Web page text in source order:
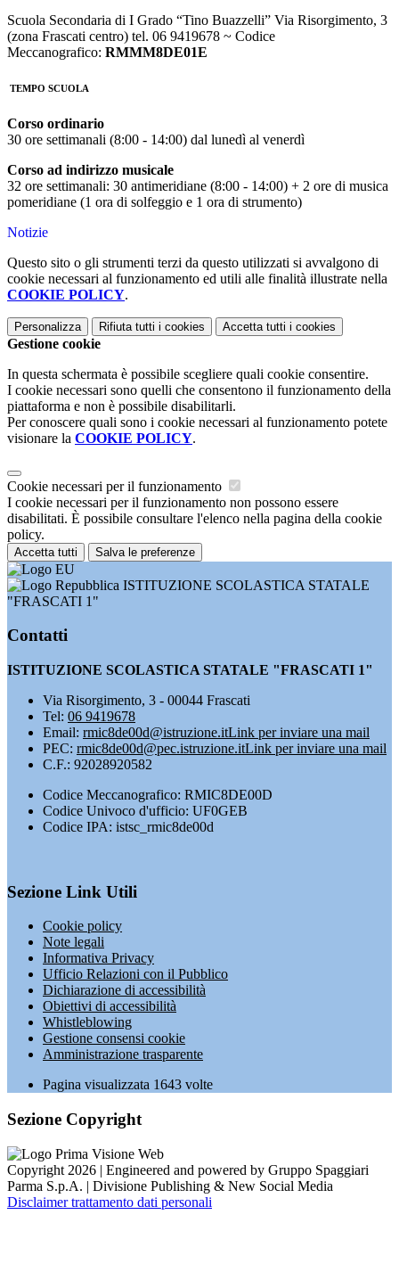
Scuola Secondaria di I Grado “Tino Buazzelli” Via Risorgimento, 3
(zona Frascati centro) tel. 06 9419678 ~ Codice
Meccanografico: RMMM8DE01E
TEMPO SCUOLA
Corso ordinario
30 ore settimanali (8:00 - 14:00) dal lunedì al venerdì
Corso ad indirizzo musicale
32 ore settimanali: 30 antimeridiane (8:00 - 14:00) + 2 ore di musica
pomeridiane (1 ora di solfeggio e 1 ora di strumento)
Notizie
Questo sito o gli strumenti terzi da questo utilizzati si avvalgono di
cookie necessari al funzionamento ed utili alle finalità illustrate nella
COOKIE POLICY.
Personalizza Rifiuta tutti i cookies Accetta tutti i cookies
Gestione cookie
In questa schermata è possibile scegliere quali cookie consentire.
I cookie necessari sono quelli che consentono il funzionamento della
piattaforma e non è possibile disabilitarli.
Per conoscere quali sono i cookie necessari al funzionamento potete
visionare la COOKIE POLICY.
Cookie necessari per il funzionamento
I cookie necessari per il funzionamento non possono essere
disabilitati. È possibile consultare l'elenco nella pagina della cookie
policy.
Accetta tutti Salva le preferenze
ISTITUZIONE SCOLASTICA STATALE
"FRASCATI 1"
Contatti
ISTITUZIONE SCOLASTICA STATALE "FRASCATI 1"
Via Risorgimento, 3 - 00044 Frascati
Tel: 06 9419678
Email: rmic8de00d@istruzione.itLink per inviare una mail
PEC: rmic8de00d@pec.istruzione.itLink per inviare una mail
C.F.: 92028920582
Codice Meccanografico: RMIC8DE00D
Codice Univoco d'ufficio: UF0GEB
Codice IPA: istsc_rmic8de00d
Sezione Link Utili
Cookie policy
Note legali
Informativa Privacy
Ufficio Relazioni con il Pubblico
Dichiarazione di accessibilità
Obiettivi di accessibilità
Whistleblowing
Gestione consensi cookie
Amministrazione trasparente
Pagina visualizzata 1643 volte
Sezione Copyright
Copyright 2026 | Engineered and powered by Gruppo Spaggiari
Parma S.p.A. | Divisione Publishing & New Social Media
Disclaimer trattamento dati personali